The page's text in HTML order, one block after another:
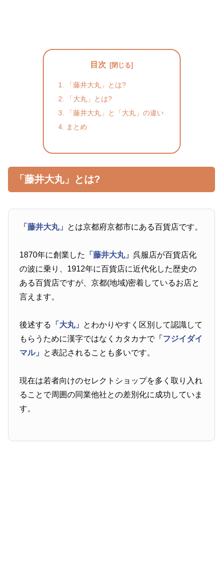
目次
「藤井大丸」とは?
「大丸」とは?
「藤井大丸」と「大丸」の違い
まとめ
「藤井大丸」とは?
「藤井大丸」 とは京都府京都市にある百貨店です。
1870年に創業した 「藤井大丸」呉服店が百貨店化
の波に乗り、1912年に百貨店に近代化した歴史の
ある百貨店ですが、京都(地域)密着しているお店と
言えます。
後述する 「大丸」 とわかりやすく区別して認識して
もらうために漢字ではなくカタカナで「フジイダイ
マル」 と表記されることも多いです。
現在は若者向けのセレクトショップを多く取り入れ
ることで周囲の同業他社との差別化に成功していま
す。